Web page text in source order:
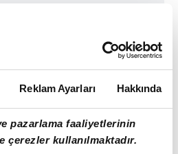
Reklam Ayarları Hakkında
pazarlama faaliyetlerinin
çerezler kullanılmaktadır.